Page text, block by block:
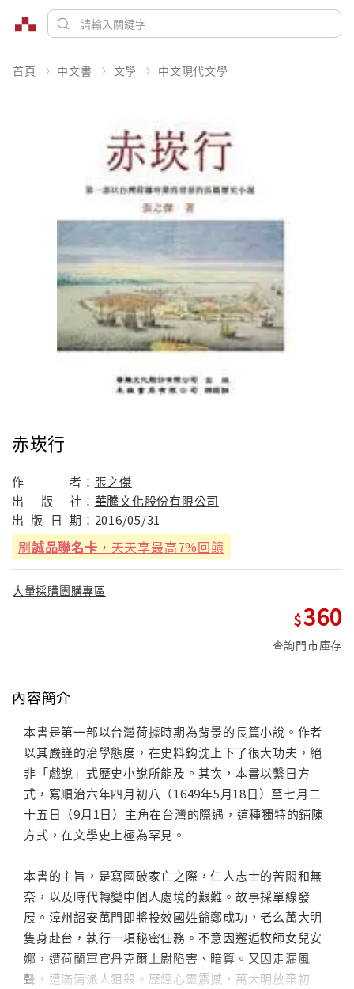
首頁 中文書 文學 中文現代文學
赤崁行
作 者： 張之傑
出
版 社： 華騰文化股份有限公司
出 版 日 期： 2016/05/31
刷誠品聯名卡 ，天天享最高7%回饋
大量採購團購專區
360
查詢門市庫存
內容簡介
本書是第一部以台灣荷據時期為背景的長篇小說。作者
以其嚴謹的治學態度，在史料鈎沈上下了很大功夫，絕
非「戲說」式歷史小說所能及。其次，本書以繫日方
式，寫順治六年四月初八（1649年5月18日）至七月二
十五日（9月1日）主角在台灣的際遇，這種獨特的鋪陳
方式，在文學史上極為罕見。
本書的主旨，是寫國破家亡之際，仁人志士的苦悶和無
奈，以及時代轉變中個人處境的艱難。故事採單線發
展。漳州詔安萬門即將投效國姓爺鄭成功，老么萬大明
隻身赴台，執行一項秘密任務。不意因邂逅牧師女兒安
娜，遭荷蘭軍官丹克爾上尉陷害、暗算。又因走漏風
聲，遭滿清派人狙殺。歷經心靈震撼，萬大明放棄初